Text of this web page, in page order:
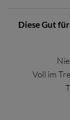
Diese Gut
Voll im